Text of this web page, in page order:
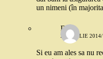
un nimeni (în
Dana
29 APRILIE
Si eu am ales sa nu